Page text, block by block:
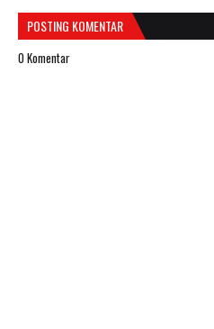
POSTING KOMENTAR
0 Komentar